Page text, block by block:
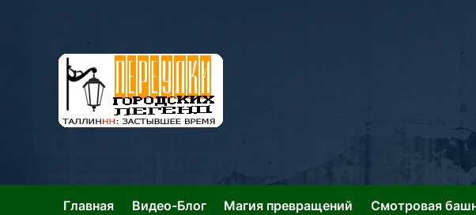
Таллин:
Главная Видео-Блог Магия превращений Смотровая